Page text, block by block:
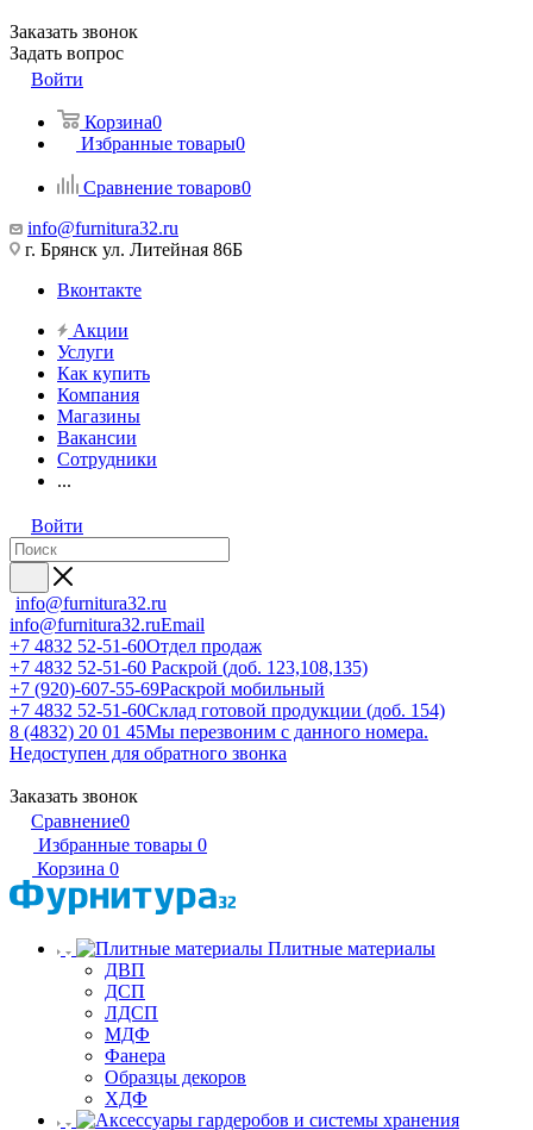
Заказать звонок
Задать вопрос
Войти
Корзина0
Избранные товары0
Сравнение товаров0
info@furnitura32.ru
г. Брянск ул. Литейная 86Б
Вконтакте
Акции
Услуги
Как купить
Компания
Магазины
Вакансии
Сотрудники
...
Войти
info@furnitura32.ru
info@furnitura32.ruEmail
+7 4832 52-51-60Отдел продаж
+7 4832 52-51-60 Раскрой (доб. 123,108,135)
+7 (920)-607-55-69Раскрой мобильный
+7 4832 52-51-60Склад готовой продукции (доб. 154)
8 (4832) 20 01 45Мы перезвоним с данного номера.
Недоступен для обратного звонка
Заказать звонок
Сравнение0
Избранные товары 0
Корзина 0
Плитные материалы
ДВП
ДСП
ЛДСП
МДФ
Фанера
Образцы декоров
ХДФ